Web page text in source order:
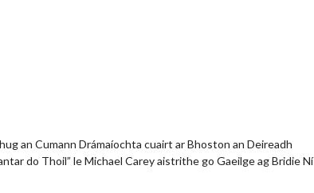
an Cumann Drámaíochta cuairt ar Bhoston an Deireadh
do Thoil” le Michael Carey aistrithe go Gaeilge ag Bridie Ní